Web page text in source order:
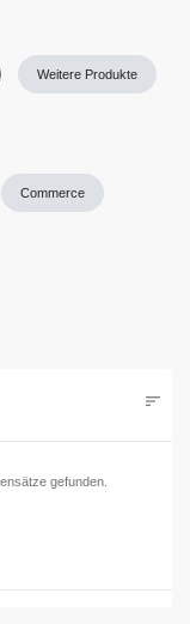
Commerce
Weitere Produkte
sort
gefunden.